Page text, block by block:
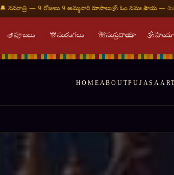
రూపాలు🕉 ఓం నమః శివాయ — శుభ దినం🪔 శ్రావణ మాసం —
🪔పూజలు 🎊పండుగలు 🌺సంప్రదాయాలు 🕉
HOME ABOUTPUJAS